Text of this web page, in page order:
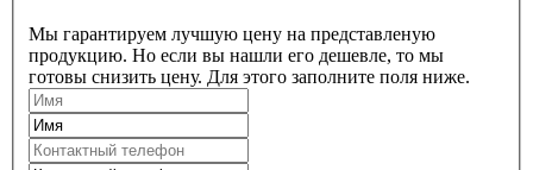
Мы гарантируем лучшую цену на представленую
продукцию. Но если вы нашли его дешевле, то мы
готовы снизить цену. Для этого заполните поля ниже.